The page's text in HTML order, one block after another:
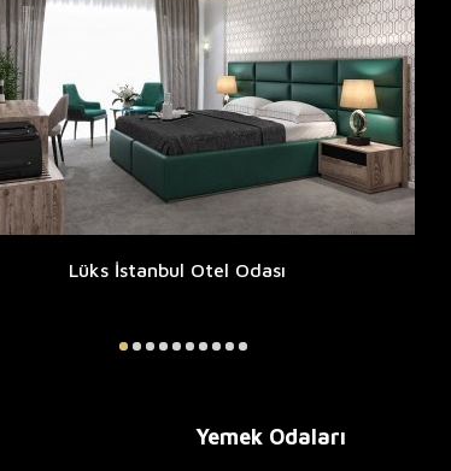
Lüks İstanbul Otel Odası
Yemek Odaları